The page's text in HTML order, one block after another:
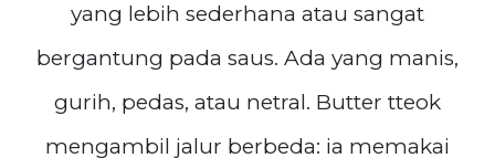
yang lebih sederhana atau sangat
bergantung pada saus. Ada yang manis,
gurih, pedas, atau netral. Butter tteok
mengambil jalur berbeda: ia memakai